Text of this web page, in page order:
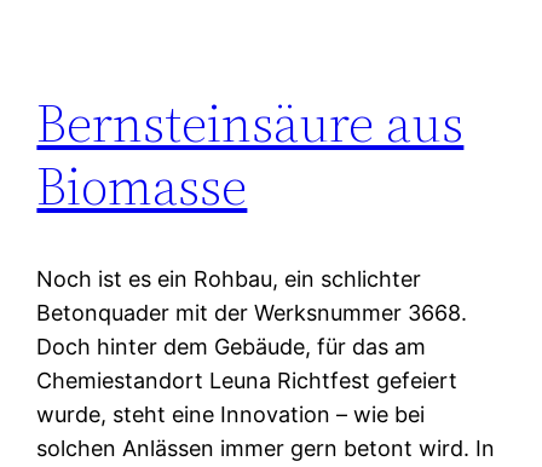
Bernsteinsäure aus
Biomasse
Noch ist es ein Rohbau, ein schlichter
Betonquader mit der Werksnummer 3668.
Doch hinter dem Gebäude, für das am
Chemiestandort Leuna Richtfest gefeiert
wurde, steht eine Innovation – wie bei
solchen Anlässen immer gern betont wird. In